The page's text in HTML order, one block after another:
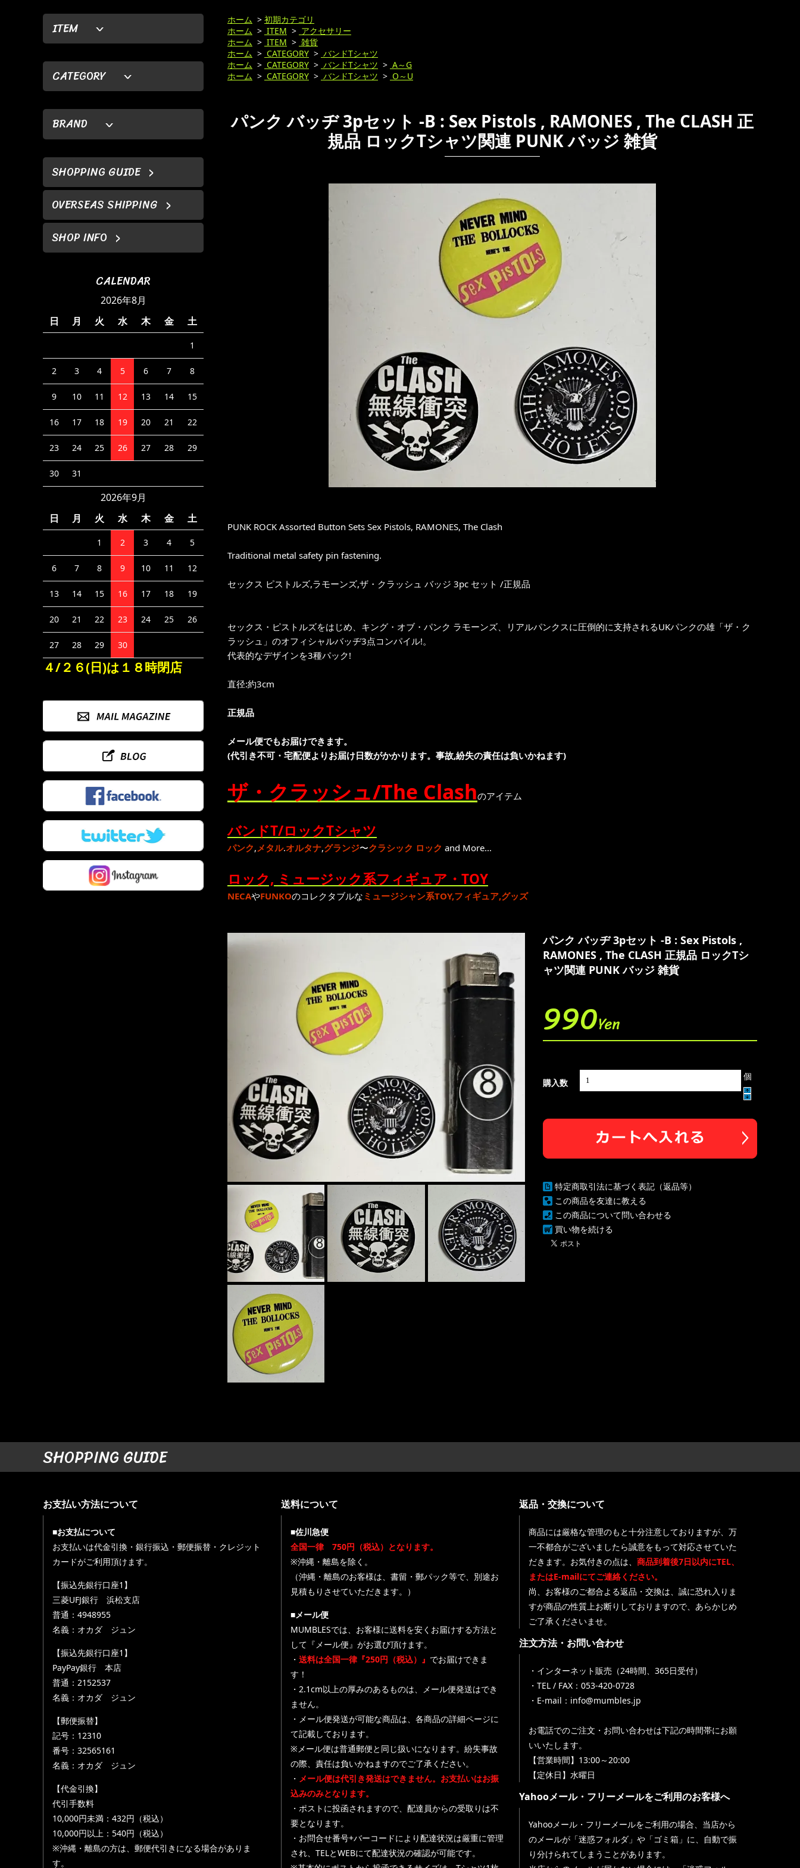
ITEM
CATEGORY
BRAND
SHOPPING GUIDE
OVERSEAS SHIPPING
SHOP INFO
CALENDAR
2026年8月
日
月 火 水 木 金 土
1
2 3 4 5 6 7 8
9 10 11 12 13 14 15
16 17 18 19 20 21 22
23 24 25 26 27 28 29
30 31
2026年9月
日
月 火 水 木 金 土
1 2 3 4 5
6 7 8 9 10 11 12
13 14 15 16 17 18 19
20 21 22 23 24 25 26
27 28 29 30
４/２６(日)は１８時閉店
ホーム > 初期カテゴリ
ホーム > ITEM > アクセサリー
ホーム > ITEM > 雑貨
ホーム > CATEGORY > バンドTシャツ
ホーム > CATEGORY > バンドTシャツ > A～G
ホーム > CATEGORY > バンドTシャツ > O～U
パンク バッヂ 3pセット -B : Sex Pistols , RAMONES , The CLASH 正
規品 ロックTシャツ関連 PUNK バッジ 雑貨
PUNK ROCK Assorted Button Sets Sex Pistols, RAMONES, The Clash
Traditional metal safety pin fastening.
セックス ピストルズ,ラモーンズ,ザ・クラッシュ バッジ 3pc セット /正規品
セックス・ピストルズをはじめ、キング・オブ・パンク ラモーンズ、リアルパンクスに圧倒的に支持されるUKパンクの雄「ザ・ク
ラッシュ」のオフィシャルバッヂ3点コンパイル!。
代表的なデザインを3種パック!
直径:約3cm
正規品
メール便でもお届けできます。
(代引き不可・宅配便よりお届け日数がかかります。事故,紛失の責任は負いかねます)
ザ・クラッシュ/The Clashのアイテム
バンドT/ロックTシャツ
パンク,メタル.オルタナ,グランジ〜クラシック ロック and More...
ロック, ミュージック系フィギュア・TOY
NECAやFUNKOのコレクタブルな ミュージシャン系TOY,フィギュア,グッズ
パンク バッヂ 3pセット -B : Sex Pistols ,
RAMONES , The CLASH 正規品 ロックTシ
ャツ関連 PUNK バッジ 雑貨
990Yen
購入数
個
特定商取引法に基づく表記（返品等）
この商品を友達に教える
この商品について問い合わせる
買い物を続ける
SHOPPING GUIDE
お支払い方法について
■お支払について
お支払いは代金引換・銀行振込・郵便振替・クレジット
カードがご利用頂けます。
【振込先銀行口座1】
三菱UFJ銀行 浜松支店
普通：4948955
名義：オカダ ジュン
【振込先銀行口座1】
PayPay銀行 本店
普通：2152537
名義：オカダ ジュン
【郵便振替】
記号：12310
番号：32565161
名義：オカダ ジュン
【代金引換】
代引手数料
10,000円未満：432円（税込）
10,000円以上：540円（税込）
※沖縄・離島の方は、郵便代引きになる場合がありま
す。
送料について
■佐川急便
全国一律 750円（税込）となります。
※沖縄・離島を除く。
（沖縄・離島のお客様は、書留・郵パック等で、別途お
見積もりさせていただきます。）
■メール便
MUMBLESでは、お客様に送料を安くお届けする方法と
して『メール便』がお選び頂けます。
・ 送料は全国一律『250円（税込）』 でお届けできま
す！
・2.1cm以上の厚みのあるものは、メール便発送はでき
ません。
・メール便発送が可能な商品は、各商品の詳細ページに
て記載しております。
※メール便は普通郵便と同じ扱いになります。紛失事故
の際、責任は負いかねますのでご了承ください。
・ メール便は代引き発送はできません。お支払いはお振
込みのみとなります。
・ポストに投函されますので、配達員からの受取りは不
要となります。
・お問合せ番号+バーコードにより配達状況は厳重に管理
され、TELとWEBにて配達状況の確認が可能です。
返品・交換について
商品には厳格な管理のもと十分注意しておりますが、万
一不都合がございましたら誠意をもって対応させていた
だきます。お気付きの点は、 商品到着後7日以内にTEL、
またはE-mailにてご連絡ください。
尚、お客様のご都合よる返品・交換は、誠に恐れ入りま
すが商品の性質上お断りしておりますので、あらかじめ
ご了承くださいませ。
注文方法・お問い合わせ
・インターネット販売（24時間、365日受付）
・TEL / FAX：053-420-0728
・E-mail：info@mumbles.jp
お電話でのご注文・お問い合わせは下記の時間帯にお願
いいたします。
【営業時間】13:00～20:00
【定休日】水曜日
Yahooメール・フリーメールをご利用のお客様へ
Yahooメール・フリーメールをご利用の場合、当店から
のメールが「迷惑フォルダ」や「ゴミ箱」に、自動で振
り分けられてしまうことがあります。